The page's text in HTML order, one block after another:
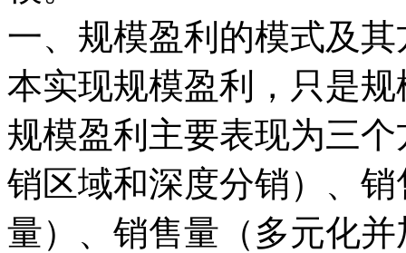
一、规模盈利的模式及其
本实现规模盈利，只是
规模盈利主要表现为三
销区域和深度分销）、
量）、销售量（多元化